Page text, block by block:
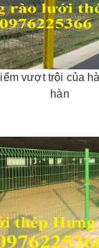
vượt trội của
hàn